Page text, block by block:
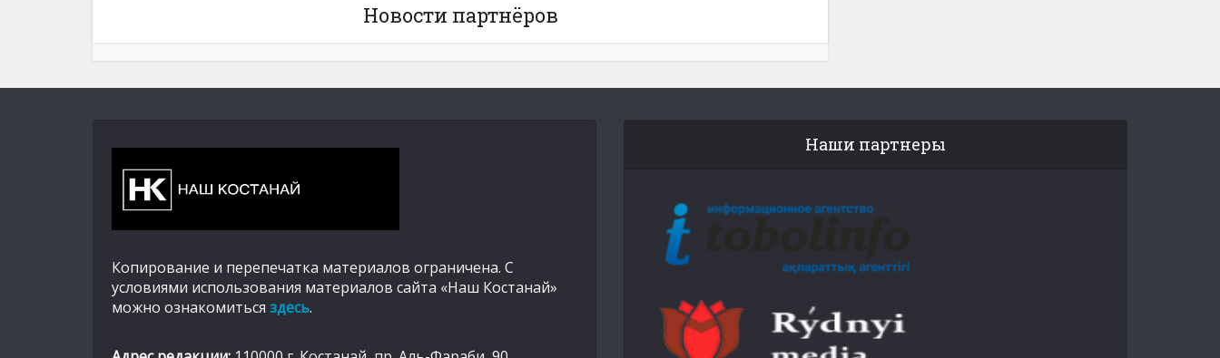
Новости партнёров
Копирование и перепечатка материалов ограничена. С
условиями использования материалов сайта «Наш Костанай»
можно ознакомиться здесь.
Наши партнеры